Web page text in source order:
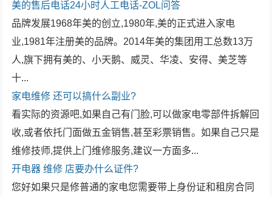
美的售后电话24小时人工电话-ZOL问答
品牌发展1968年美的创立,1980年,美的正式进入家电
业,1981年注册美的品牌。2014年美的集团用工总数13万
人,旗下拥有美的、小天鹅、威灵、华凌、安得、美芝等
十...
家电维修还可以搞什么副业?
看实际的资源吧,如果自己有门脸,可以做家电零部件拆解回
收,或者依托门面做五金销售,甚至彩票销售。如果自己只是
维修技师,提供上门维修服务,建议一方面多...
开电器维修 店要办什么证件?
您好如果只是修普通的家电您需要带上身份证和租房合同